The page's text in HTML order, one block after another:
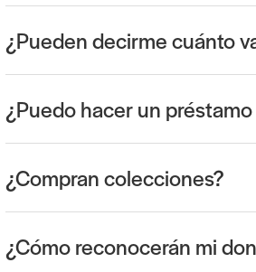
¿Pueden decirme cuánto
¿Puedo hacer un
¿Compran colecciones?
¿Cómo reconocerán mi